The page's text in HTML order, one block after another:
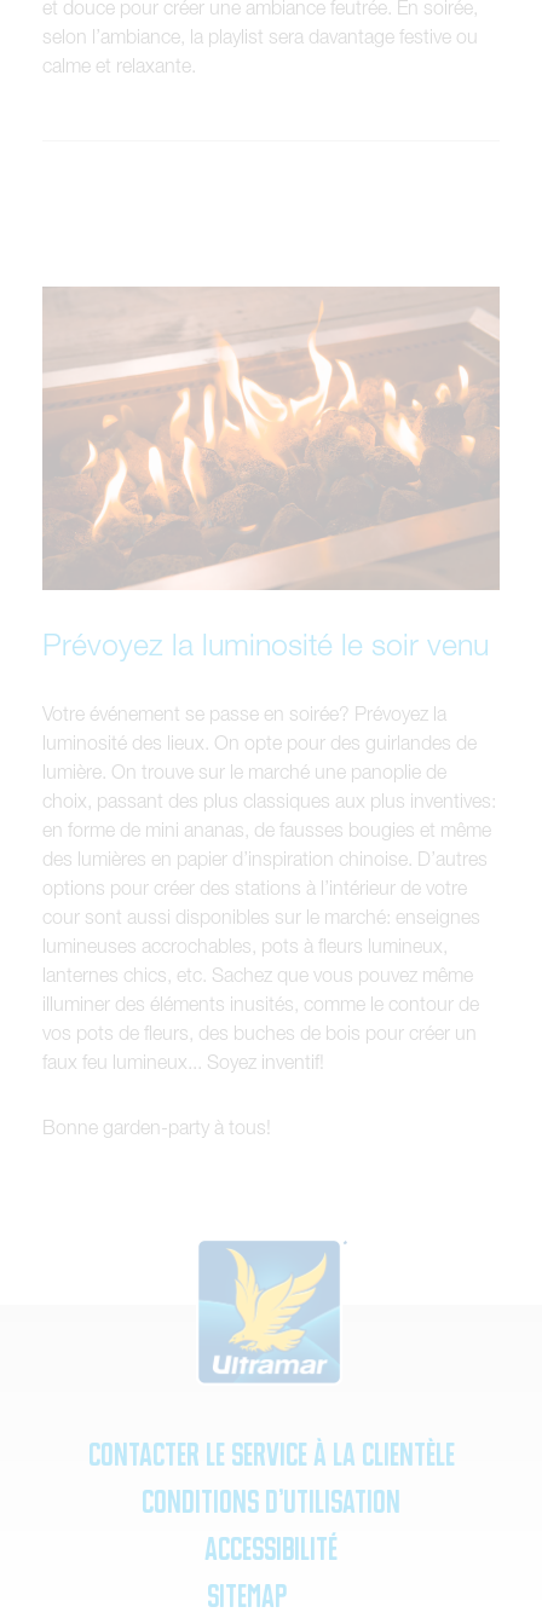
et douce pour créer une ambiance feutrée. En soirée,
selon l’ambiance, la playlist sera davantage festive ou
calme et relaxante.
Prévoyez la luminosité le soir venu
Votre événement se passe en soirée? Prévoyez la
luminosité des lieux. On opte pour des guirlandes de
lumière. On trouve sur le marché une panoplie de
choix, passant des plus classiques aux plus inventives:
en forme de mini ananas, de fausses bougies et même
des lumières en papier d’inspiration chinoise. D’autres
options pour créer des stations à l’intérieur de votre
cour sont aussi disponibles sur le marché: enseignes
lumineuses accrochables, pots à fleurs lumineux,
lanternes chics, etc. Sachez que vous pouvez même
illuminer des éléments inusités, comme le contour de
vos pots de fleurs, des buches de bois pour créer un
faux feu lumineux... Soyez inventif!
Bonne garden-party à tous!
Contacter le service à la clientèle
Conditions d’utilisation
Accessibilité
SiteMap